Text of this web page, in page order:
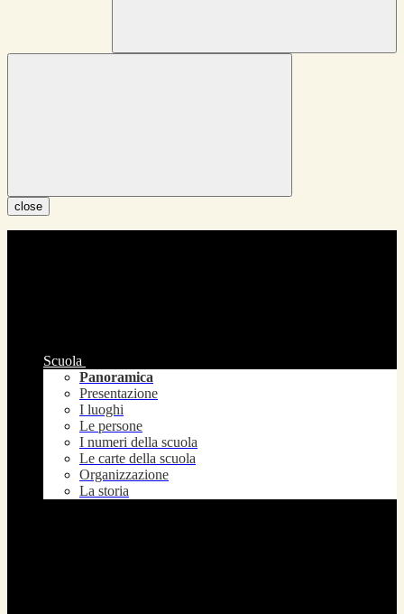
close
Scuola
Panoramica
Presentazione
I luoghi
Le persone
I numeri della scuola
Le carte della scuola
Organizzazione
La storia